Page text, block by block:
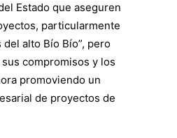
Estado que aseguren
particularmente
alto Bío Bío”, pero
compromisos y los
promoviendo un
de proyectos de